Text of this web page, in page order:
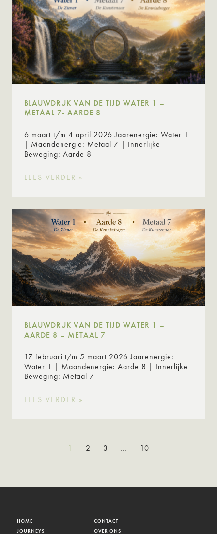
BLAUWDRUK VAN DE TIJD WATER 1 –
METAAL 7- AARDE 8
6 maart t/m 4 april 2026 Jaarenergie: Water 1
| Maandenergie: Metaal 7 | Innerlijke
Beweging: Aarde 8
LEES VERDER »
BLAUWDRUK VAN DE TIJD WATER 1 –
AARDE 8 – METAAL 7
17 februari t/m 5 maart 2026 Jaarenergie:
Water 1 | Maandenergie: Aarde 8 | Innerlijke
Beweging: Metaal 7
LEES VERDER »
1 2 3 … 10
HOME
JOURNEYS
CONTACT
OVER ONS